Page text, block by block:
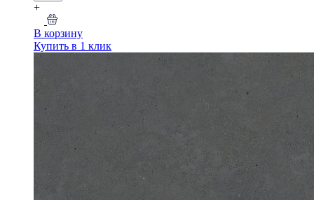
+
В корзину
Купить в 1 клик